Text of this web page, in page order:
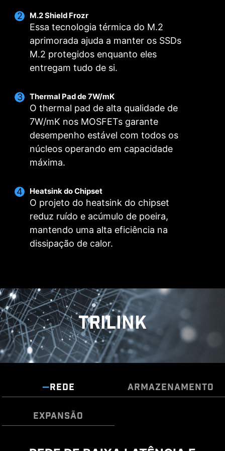
M.2 Shield Frozr
Essa tecnologia térmica do M.2
aprimorada ajuda a manter os SSDs
M.2 protegidos enquanto eles
entregam tudo de si.
Thermal Pad de 7W/mK
O thermal pad de alta qualidade de
7W/mK nos MOSFETs garante
desempenho estável com todos os
núcleos operando em capacidade
máxima.
Heatsink do Chipset
O projeto do heatsink do chipset
reduz ruído e acúmulo de poeira,
mantendo uma alta eficiência na
dissipação de calor.
PARA COOLER DE
CPU
PARA LIQUID COOLER
HEADER COMBO FAN
O Header Combo Fan da MSI é um componente
automaticamente se é uma bomba ou uma
garantindo fácil identificação.
Salve até 5 perfis para diferentes cenários de
uso
Smart Fan
Permite ajustar a curva de temperatura
utilizando os 4 pontos disponíveis
Fan Manual
Permite definir manualmente a velocidade do
Seguir o modo do MSI Center
Ajusta as configurações dos fans de acordo
com o modo selecionado nos Cenários de Uso
Modo BIOS
Ajusta as configurações dos fans diretamente
Personalização pelo usuário
Permite personalizar manualmente as
configurações dos fans
CPU e da GPU. O sistema de IA detecta essas
temperaturas em tempo real e ajusta
automaticamente a rotação dos fans do
sistema para garantir desempenho ideal.
TRILINK
REDE ARMAZENAMENTO
EXPANSÃO